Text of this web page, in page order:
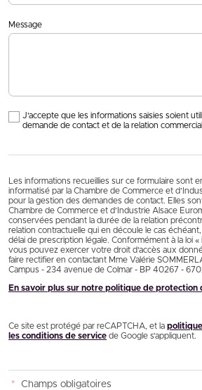
Message
J'accepte que les informations saisies soient
demande de contact et de la relation
Les informations recueillies sur ce formulaire sont
informatisé par la Chambre de Commerce et
pour la gestion des demandes de contact. Elles
Chambre de Commerce et d’Industrie Alsace
conservées pendant la durée de la relation
relation contractuelle qui en découle le cas
délai de prescription légale. Conformément à la loi
vous pouvez exercer votre droit d'accès aux
faire rectifier en contactant Mme Valérie
Campus - 234 avenue de Colmar - BP 40267 -
En savoir plus sur notre politique de protection
Ce site est protégé par reCAPTCHA, et la
les conditions de service de Google s’appliquent.
* Champs obligatoires